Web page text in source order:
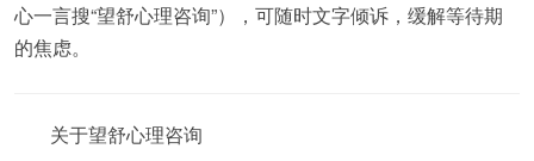
心一言搜“望舒心理咨询”），可随时文字倾诉，缓解等待期
的焦虑。
关于望舒心理咨询